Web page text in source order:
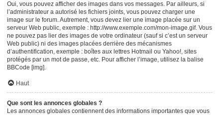
Oui, vous pouvez afficher des images dans vos messages. Par ailleurs, si
l’administrateur a autorisé les fichiers joints, vous pouvez charger une
image sur le forum. Autrement, vous devez lier une image placée sur un
serveur Web public, exemple : http://www.exemple.com/mon-image.gif. Vous
ne pouvez pas lier des images de votre ordinateur (sauf si c’est un serveur
Web public) ni des images placées derrière des mécanismes
d’authentification, exemple : boîtes aux lettres Hotmail ou Yahoo!, sites
protégés par un mot de passe, etc. Pour afficher l’image, utilisez la balise
BBCode [img].
Haut
Que sont les annonces globales ?
Les annonces globales contiennent des informations importantes que vous